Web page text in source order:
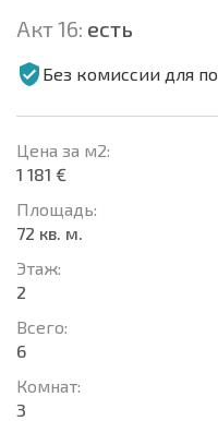
Акт 16: есть
Без комиссии для
Цена за м2:
1 181 €
Площадь:
72 кв. м.
Этаж:
2
Всего:
6
Комнат:
3